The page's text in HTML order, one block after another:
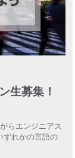
生募集！
らエンジニアス
ずれかの言語の